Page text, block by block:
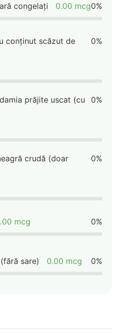
congelați 0.00 mcg0%
conținut scăzut de
0%
prăjite uscat (cu
0%
crudă (doar
0%
mcg 0%
sare) 0.00 mcg 0%